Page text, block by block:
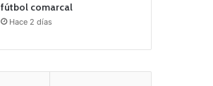
fútbol comarcal
Hace 2 días